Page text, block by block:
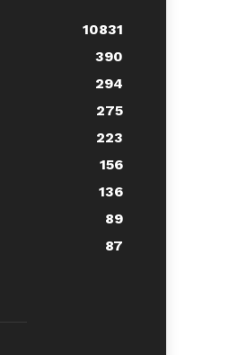
10831
390
294
275
223
156
136
89
87